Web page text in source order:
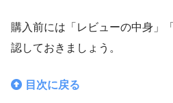
購入前には「レビューの中身」
認しておきましょう。
目次に戻る